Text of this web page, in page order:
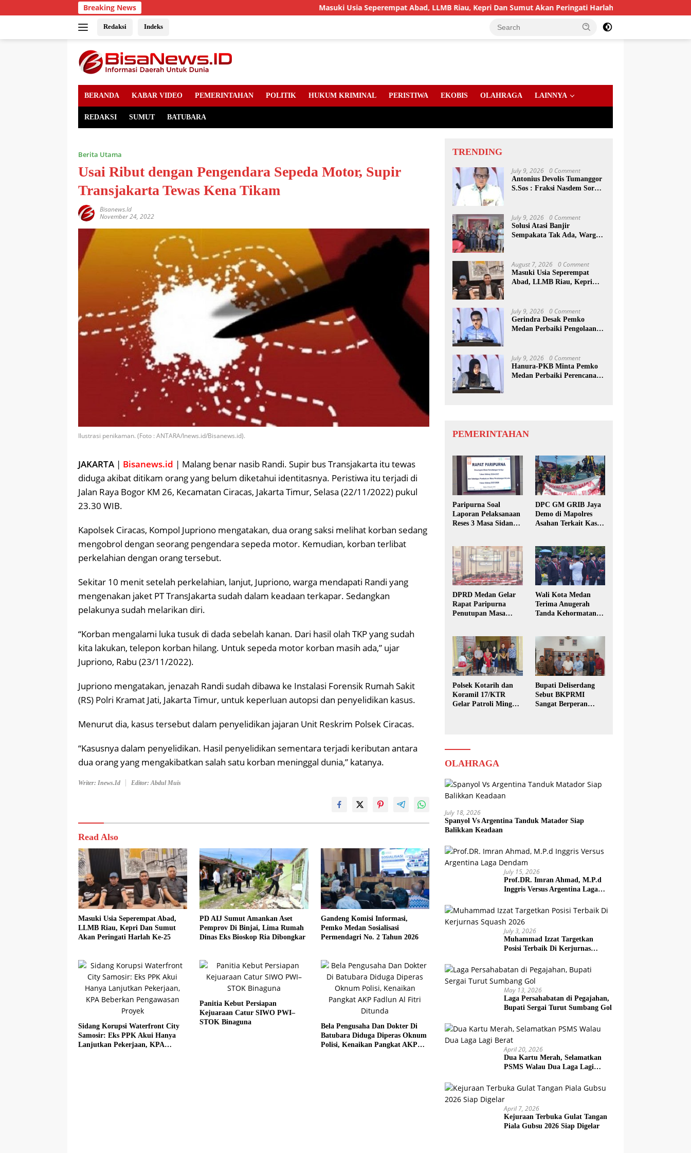
to
Breaking News Masuki Usia Seperempat Abad, LLMB Riau, Kepri Dan Sumut Akan Peringati Harlah Ke-25
Redaksi Indeks
BERANDA KABAR VIDEO PEMERINTAHAN POLITIK HUKUM KRIMINAL PERISTIWA EKOBIS OLAHRAGA LAINNYA
REDAKSI SUMUT BATUBARA
Berita Utama
Usai Ribut dengan Pengendara Sepeda Motor, Supir
Transjakarta Tewas Kena Tikam
Bisanews.id
November 24, 2022
Ilustrasi penikaman. (Foto : ANTARA/Inews.id/Bisanews.id).
JAKARTA | Bisanews.id | Malang benar nasib Randi. Supir bus Transjakarta itu tewas
diduga akibat ditikam orang yang belum diketahui identitasnya. Peristiwa itu terjadi di
Jalan Raya Bogor KM 26, Kecamatan Ciracas, Jakarta Timur, Selasa (22/11/2022) pukul
23.30 WIB.
Kapolsek Ciracas, Kompol Jupriono mengatakan, dua orang saksi melihat korban sedang
mengobrol dengan seorang pengendara sepeda motor. Kemudian, korban terlibat
perkelahian dengan orang tersebut.
Sekitar 10 menit setelah perkelahian, lanjut, Jupriono, warga mendapati Randi yang
mengenakan jaket PT TransJakarta sudah dalam keadaan terkapar. Sedangkan
pelakunya sudah melarikan diri.
“Korban mengalami luka tusuk di dada sebelah kanan. Dari hasil olah TKP yang sudah
kita lakukan, telepon korban hilang. Untuk sepeda motor korban masih ada,” ujar
Jupriono, Rabu (23/11/2022).
Jupriono mengatakan, jenazah Randi sudah dibawa ke Instalasi Forensik Rumah Sakit
(RS) Polri Kramat Jati, Jakarta Timur, untuk keperluan autopsi dan penyelidikan kasus.
Menurut dia, kasus tersebut dalam penyelidikan jajaran Unit Reskrim Polsek Ciracas.
“Kasusnya dalam penyelidikan. Hasil penyelidikan sementara terjadi keributan antara
dua orang yang mengakibatkan salah satu korban meninggal dunia,” katanya.
Writer: Inews.id Editor: Abdul Muis
Read Also
Masuki Usia Seperempat Abad,
LLMB Riau, Kepri Dan Sumut
Akan Peringati Harlah Ke-25
PD AIJ Sumut Amankan Aset
Pemprov Di Binjai, Lima Rumah
Dinas Eks Bioskop Ria Dibongkar
Gandeng Komisi Informasi,
Pemko Medan Sosialisasi
Permendagri No. 2 Tahun 2026
Sidang Korupsi Waterfront City
Samosir: Eks PPK Akui Hanya
Lanjutkan Pekerjaan, KPA
Panitia Kebut Persiapan
Kejuaraan Catur SIWO PWI–
STOK Binaguna
Bela Pengusaha Dan Dokter Di
Batubara Diduga Diperas Oknum
Polisi, Kenaikan Pangkat AKP
TRENDING
July 9, 2026 0 Comment
Antonius Devolis Tumanggor
S.Sos : Fraksi Nasdem Soroti
July 9, 2026 0 Comment
Solusi Atasi Banjir
Sempakata Tak Ada, Warga
August 7, 2026 0 Comment
Masuki Usia Seperempat
Abad, LLMB Riau, Kepri
July 9, 2026 0 Comment
Gerindra Desak Pemko
Medan Perbaiki Pengolaan
July 9, 2026 0 Comment
Hanura-PKB Minta Pemko
Medan Perbaiki Perencanaan
PEMERINTAHAN
Paripurna Soal
Laporan Pelaksanaan
Reses 3 Masa Sidang
DPC GM GRIB Jaya
Demo di Mapolres
Asahan Terkait Kasus
DPRD Medan Gelar
Rapat Paripurna
Penutupan Masa
Wali Kota Medan
Terima Anugerah
Tanda Kehormatan
Polsek Kotarih dan
Koramil 17/KTR
Gelar Patroli Minggu
Bupati Deliserdang
Sebut BKPRMI
Sangat Berperan
OLAHRAGA
July 18, 2026
Spanyol Vs Argentina Tanduk Matador Siap
Balikkan Keadaan
July 15, 2026
Prof.DR. Imran Ahmad, M.P.d
Inggris Versus Argentina Laga
July 3, 2026
Muhammad Izzat Targetkan
Posisi Terbaik Di Kerjurnas
May 13, 2026
Laga Persahabatan di Pegajahan,
Bupati Sergai Turut Sumbang Gol
April 20, 2026
Dua Kartu Merah, Selamatkan
PSMS Walau Dua Laga Lagi
April 7, 2026
Kejuraan Terbuka Gulat Tangan
Piala Gubsu 2026 Siap Digelar